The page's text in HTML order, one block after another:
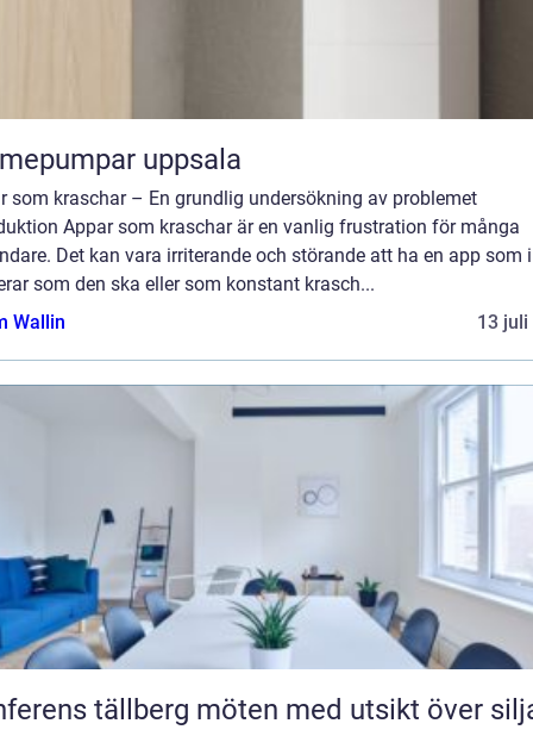
uppsala
som kraschar – En grundlig undersökning av problemet
Appar som kraschar är en vanlig frustration för många
Det kan vara irriterande och störande att ha en app som
som den ska eller som konstant krasch...
Wallin
13 juli
Konferens tällberg möten med utsikt över